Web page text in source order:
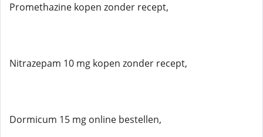
Promethazine kopen zonder recept,
Nitrazepam 10 mg kopen zonder recept,
Dormicum 15 mg online bestellen,